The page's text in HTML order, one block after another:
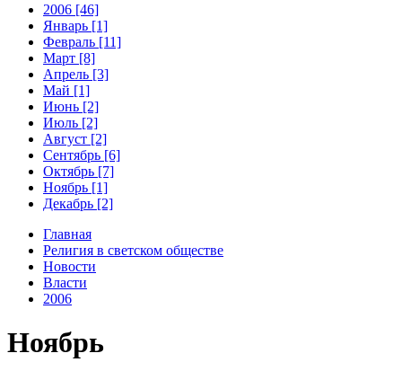
2006 [46]
Январь [1]
Февраль [11]
Март [8]
Апрель [3]
Май [1]
Июнь [2]
Июль [2]
Август [2]
Сентябрь [6]
Октябрь [7]
Ноябрь [1]
Декабрь [2]
Главная
Религия в светском обществе
Новости
Власти
2006
Ноябрь